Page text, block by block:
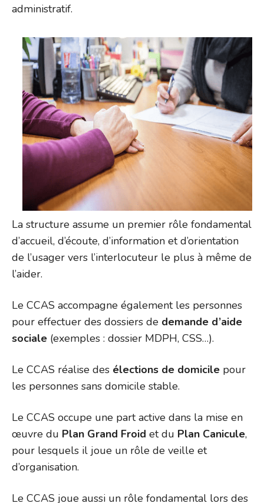
administratif.
La structure assume un premier rôle fondamental
d’accueil, d’écoute, d’information et d’orientation
de l’usager vers l’interlocuteur le plus à même de
l’aider.
Le CCAS accompagne également les personnes
pour effectuer des dossiers de demande d’aide
sociale (exemples : dossier MDPH, CSS…).
Le CCAS réalise des élections de domicile pour
les personnes sans domicile stable.
Le CCAS occupe une part active dans la mise en
œuvre du Plan Grand Froid et du Plan Canicule,
pour lesquels il joue un rôle de veille et
d’organisation.
Le CCAS joue aussi un rôle fondamental lors des